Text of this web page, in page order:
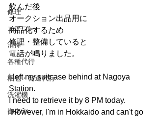
修理
エアコン
清掃
各種代行
梱包・発送代行
洗濯機
御朱印
飲んだ後
オークション出品用に
商品化するため
修理・整備していると
電話が鳴りました。
I left my suitcase behind at Nagoya
Station.
I need to retrieve it by 8 PM today.
However, I'm in Hokkaido and can't go